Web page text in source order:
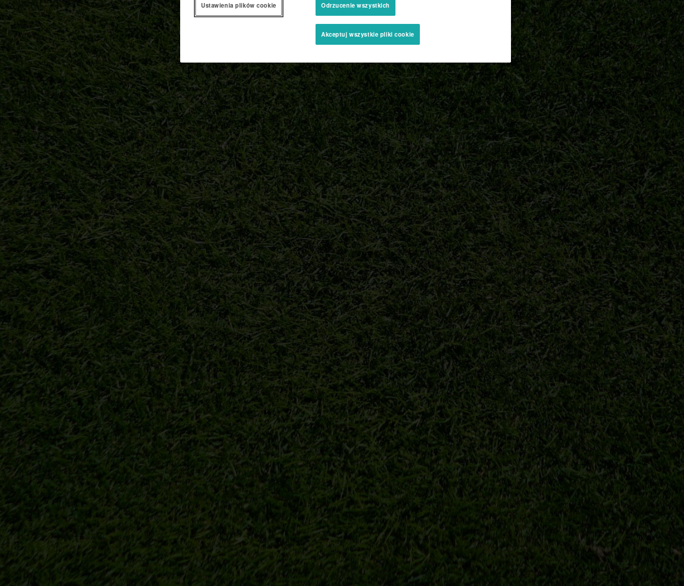
Odrzucenie wszystkich
Akceptuj wszystkie pliki cookie
Ustawienia plików cookie